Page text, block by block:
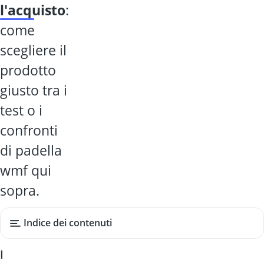
l'acquisto:
come
scegliere il
prodotto
giusto tra i
test o i
confronti
di padella
wmf qui
sopra.
Indice dei contenuti
I